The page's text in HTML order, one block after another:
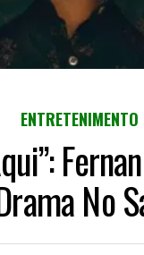
ENTRETENIMENTO
No